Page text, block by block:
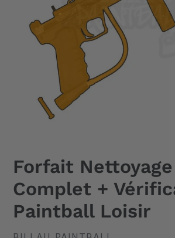
Forfait Nettoyage
Complet +
Paintball Loisir